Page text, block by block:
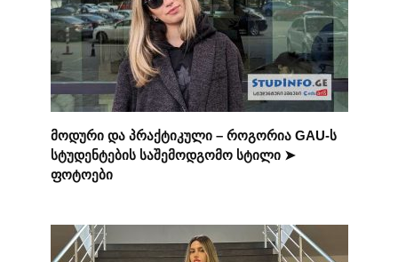
მოდური და პრაქტიკული – როგორია GAU-ს
სტუდენტების საშემოდგომო სტილი ➤
ფოტოები